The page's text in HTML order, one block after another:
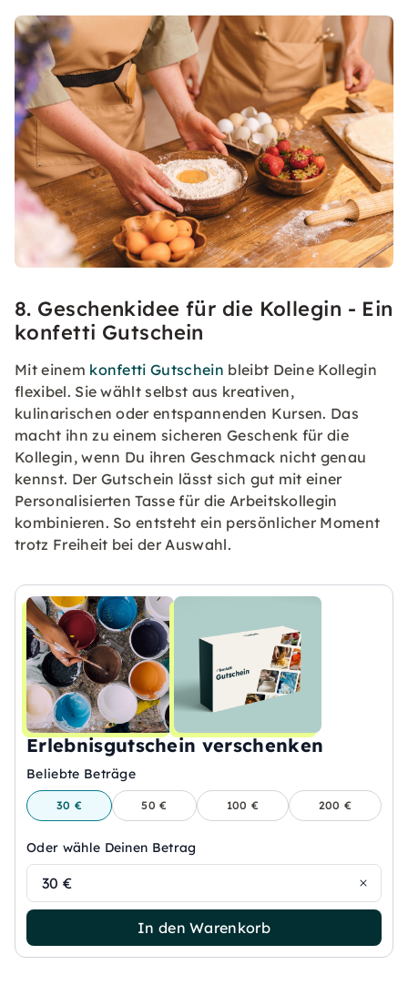
8. Geschenkidee für die Kollegin - Ein
konfetti Gutschein
Mit einem konfetti Gutschein bleibt Deine Kollegin
flexibel. Sie wählt selbst aus kreativen,
kulinarischen oder entspannenden Kursen. Das
macht ihn zu einem sicheren Geschenk für die
Kollegin, wenn Du ihren Geschmack nicht genau
kennst. Der Gutschein lässt sich gut mit einer
Personalisierten Tasse für die Arbeitskollegin
kombinieren. So entsteht ein persönlicher Moment
trotz Freiheit bei der Auswahl.
Erlebnisgutschein verschenken
Beliebte Beträge
30 € 50 € 100 € 200 €
Oder wähle Deinen Betrag
30 €
In den Warenkorb